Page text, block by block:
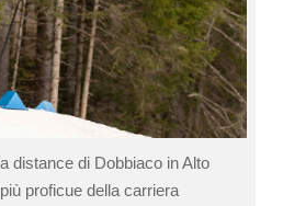
distance di Dobbiaco in Alto
proficue della carriera